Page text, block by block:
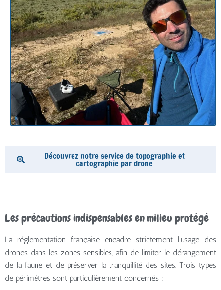
Découvrez notre service de topographie et
cartographie par drone
Les précautions indispensables en milieu protégé
La réglementation française encadre strictement l’usage des
drones dans les zones sensibles, afin de limiter le dérangement
de la faune et de préserver la tranquillité des sites. Trois types
de périmètres sont particulièrement concernés :